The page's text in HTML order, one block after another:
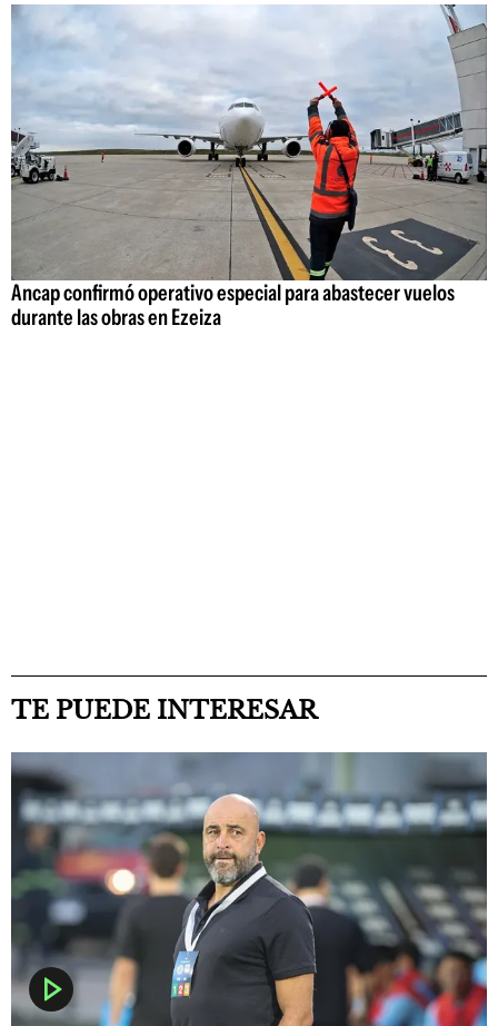
Ancap confirmó operativo especial para abastecer vuelos
durante las obras en Ezeiza
TE PUEDE INTERESAR